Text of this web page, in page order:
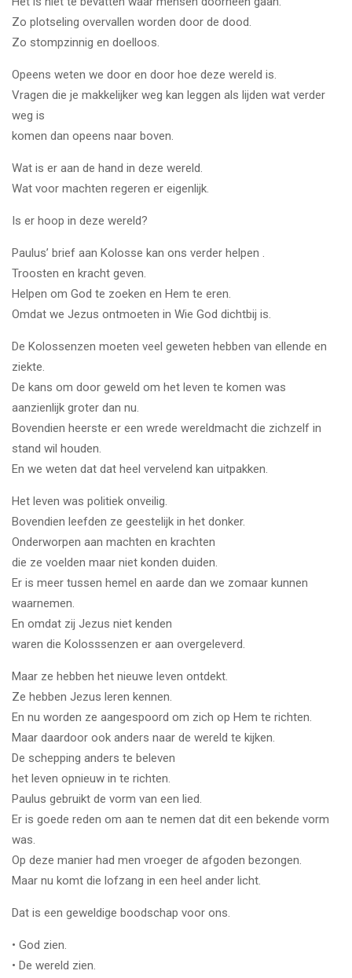
Zo plotseling overvallen worden door de dood.
Zo stompzinnig en doelloos.
Opeens weten we door en door hoe deze wereld is.
Vragen die je makkelijker weg kan leggen als lijden wat verder
weg is
komen dan opeens naar boven.
Wat is er aan de hand in deze wereld.
Wat voor machten regeren er eigenlijk.
Is er hoop in deze wereld?
Paulus’ brief aan Kolosse kan ons verder helpen .
Troosten en kracht geven.
Helpen om God te zoeken en Hem te eren.
Omdat we Jezus ontmoeten in Wie God dichtbij is.
De Kolossenzen moeten veel geweten hebben van ellende en
ziekte.
De kans om door geweld om het leven te komen was
aanzienlijk groter dan nu.
Bovendien heerste er een wrede wereldmacht die zichzelf in
stand wil houden.
En we weten dat dat heel vervelend kan uitpakken.
Het leven was politiek onveilig.
Bovendien leefden ze geestelijk in het donker.
Onderworpen aan machten en krachten
die ze voelden maar niet konden duiden.
Er is meer tussen hemel en aarde dan we zomaar kunnen
waarnemen.
En omdat zij Jezus niet kenden
waren die Kolosssenzen er aan overgeleverd.
Maar ze hebben het nieuwe leven ontdekt.
Ze hebben Jezus leren kennen.
En nu worden ze aangespoord om zich op Hem te richten.
Maar daardoor ook anders naar de wereld te kijken.
De schepping anders te beleven
het leven opnieuw in te richten.
Paulus gebruikt de vorm van een lied.
Er is goede reden om aan te nemen dat dit een bekende vorm
was.
Op deze manier had men vroeger de afgoden bezongen.
Maar nu komt die lofzang in een heel ander licht.
Dat is een geweldige boodschap voor ons.
• God zien.
• De wereld zien.